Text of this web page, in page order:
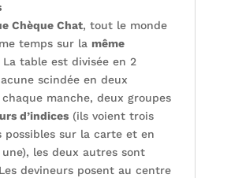
Chèque Chat, tout le monde
temps sur la même
La table est divisée en 2
scindée en deux
manche, deux groupes
d’indices(ils voient trois
possibles sur la carte et en
les deux autres sont
devineurs posent au centre